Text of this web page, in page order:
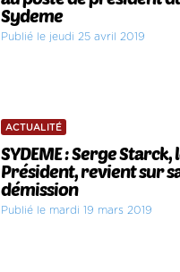
Sydeme
Publié le jeudi 25 avril 2019
ACTUALITÉ
SYDEME : Serge Starck,
Président, revient sur
démission
Publié le mardi 19 mars 2019